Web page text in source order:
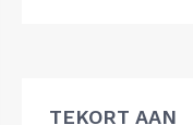
TEKORT AAN